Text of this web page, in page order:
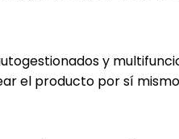
y
el producto por sí